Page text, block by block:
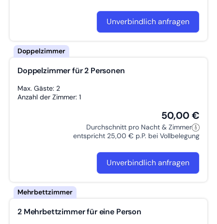
Unverbindlich anfragen
Doppelzimmer für 2 Personen
Max. Gäste: 2
Anzahl der Zimmer: 1
50,00 €
Durchschnitt pro Nacht & Zimmer
entspricht 25,00 € p.P. bei Vollbelegung
Unverbindlich anfragen
2 Mehrbettzimmer für eine Person